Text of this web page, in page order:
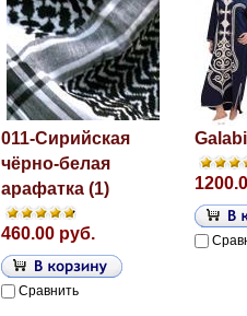
011-Сирийская
чёрно-белая
арафатка (1)
460.00 руб.
Сравнить